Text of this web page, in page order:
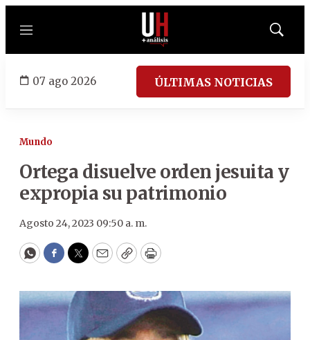
Menú
Mostrar
07 ago 2026 ÚLTIMAS NOTICIAS
Mundo
Ortega disuelve orden jesuita y
expropia su patrimonio
Agosto 24, 2023 09:50 a. m.
WhatsApp
Facebook
Twitter
EmailCopyPrint